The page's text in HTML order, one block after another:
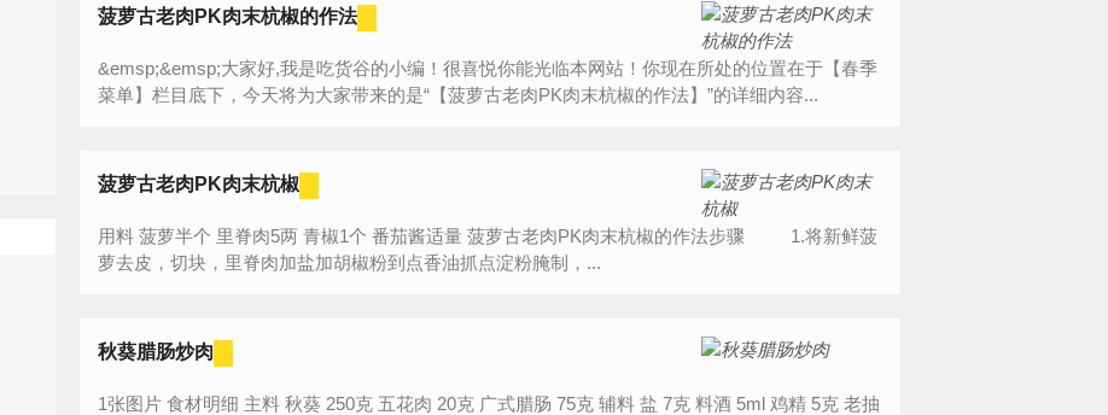
菠萝古老肉PK肉末杭椒的作法
&emsp;&emsp;大家好,我是吃货谷的小编！很喜悦你能光临本网站！你现在所处的位置在于【春季
菜单】栏目底下，今天将为大家带来的是“【菠萝古老肉PK肉末杭椒的作法】”的详细内容...
菠萝古老肉PK肉末杭椒
用料 菠萝半个 里脊肉5两 青椒1个 番茄酱适量 菠萝古老肉PK肉末杭椒的作法步骤 1.将新鲜菠
萝去皮，切块，里脊肉加盐加胡椒粉到点香油抓点淀粉腌制，...
秋葵腊肠炒肉
1张图片 食材明细 主料 秋葵 250克 五花肉 20克 广式腊肠 75克 辅料 盐 7克 料酒 5ml 鸡精 5克 老抽